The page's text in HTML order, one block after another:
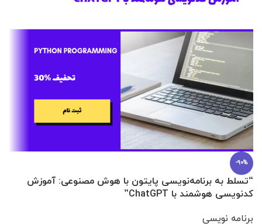
-90%
“تسلط به برنامه‌نویسی پایتون با هوش مصنوعی: آموزش
کدنویسی هوشمند با ChatGPT”
برنامه نویسی